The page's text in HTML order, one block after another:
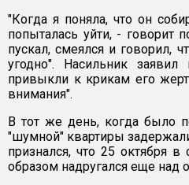
"Когда я поняла, что он
попыталась уйти, - говорит
пускал, смеялся и говорил,
угодно". Насильник
привыкли к крикам его
внимания".
В тот же день, когда было
"шумной" квартиры
признался, что 25 октября
образом надругался еще над